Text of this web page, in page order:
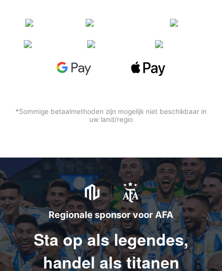
*Sommige betaalmethoden zijn mogelijk niet beschikbaar in
uw land/regio
Regionale sponsor voor AFA
Sta op als legendes,
handel als titanen